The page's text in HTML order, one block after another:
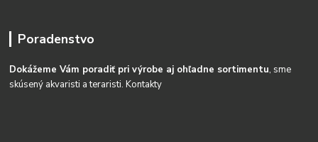
Poradenstvo
Dokážeme Vám poradiť pri výrobe aj ohľadne sortimentu, sme
skúsený akvaristi a teraristi.Kontakty